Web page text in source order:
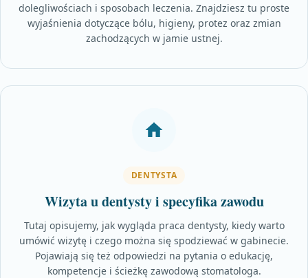
dolegliwościach i sposobach leczenia. Znajdziesz tu proste
wyjaśnienia dotyczące bólu, higieny, protez oraz zmian
zachodzących w jamie ustnej.
DENTYSTA
Wizyta u dentysty i specyfika zawodu
Tutaj opisujemy, jak wygląda praca dentysty, kiedy warto
umówić wizytę i czego można się spodziewać w gabinecie.
Pojawiają się też odpowiedzi na pytania o edukację,
kompetencje i ścieżkę zawodową stomatologa.